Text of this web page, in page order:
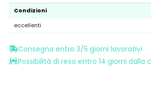
Condizioni
eccellenti
Consegna entro 3/5 giorni lavorativi
Possibilità di reso entro 14 giorni dalla